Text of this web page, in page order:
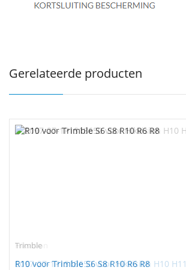
Gerelateerde producten
Trimble
R10 voor Trimble S6 S8 R10 R6 R8
Hikvision
E097-27-1P1S18650 voor Hikvision H10 H11